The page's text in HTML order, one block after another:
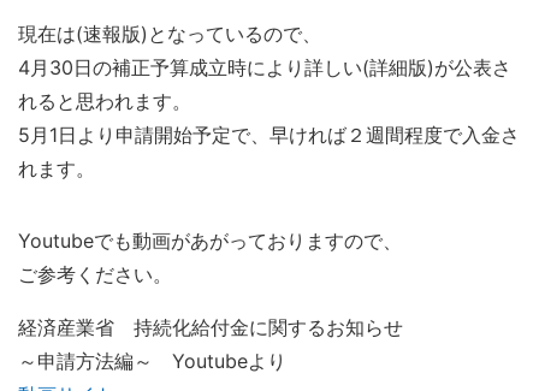
現在は(速報版)となっているので、
4月30日の補正予算成立時により詳しい(詳細版)が公表さ
れると思われます。
5月1日より申請開始予定で、早ければ２週間程度で入金さ
れます。
Youtubeでも動画があがっておりますので、
ご参考ください。
経済産業省 持続化給付金に関するお知らせ
～申請方法編～ Youtubeより